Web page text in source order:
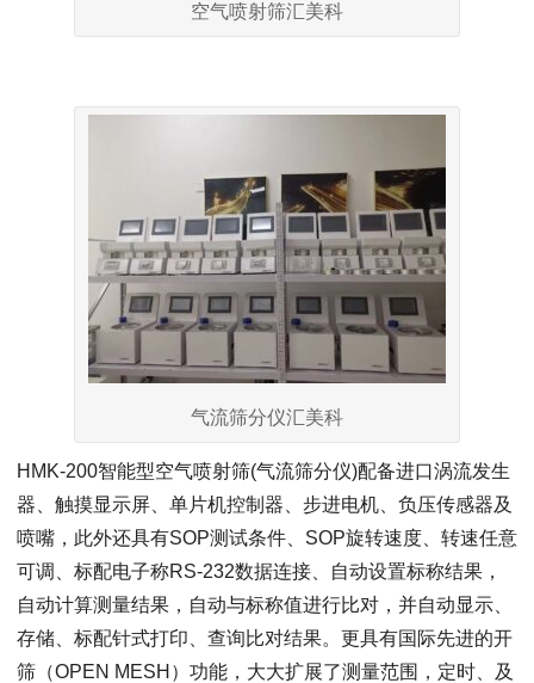
空气喷射筛汇美科
气流筛分仪汇美科
HMK-200智能型空气喷射筛(气流筛分仪)配备进口涡流发生
器、触摸显示屏、单片机控制器、步进电机、负压传感器及
喷嘴，此外还具有SOP测试条件、SOP旋转速度、转速任意
可调、标配电子称RS-232数据连接、自动设置标称结果，
自动计算测量结果，自动与标称值进行比对，并自动显示、
存储、标配针式打印、查询比对结果。更具有国际先进的开
筛（OPEN MESH）功能，大大扩展了测量范围，定时、及